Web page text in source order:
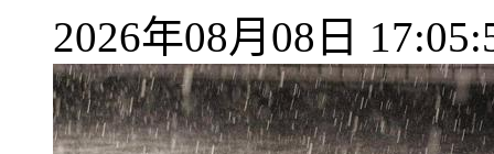
2026年08月08日